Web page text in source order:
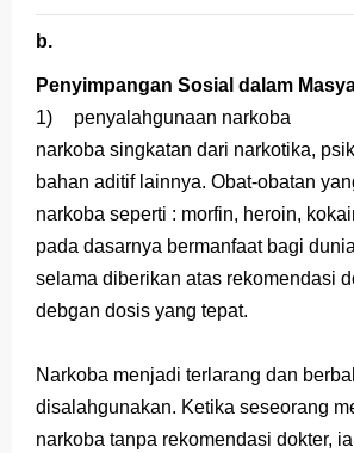
b.
Penyimpangan Sosial dalam
1)
penyalahgunaan narkoba
narkoba singkatan dari narkotika,
bahan aditif lainnya. Obat-obatan
narkoba seperti : morfin, heroin,
pada dasarnya bermanfaat bagi
selama diberikan atas rekomendasi
debgan dosis yang tepat.
Narkoba menjadi terlarang dan
disalahgunakan. Ketika seseorang
narkoba tanpa rekomendasi dokter,